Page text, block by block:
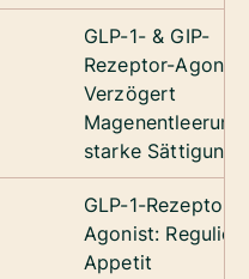
GLP-1- & GIP-
Rezeptor-
Verzögert
Magenentleerung,
starke Sättigung
GLP-1-Rezeptor-
Agonist: Reguliert
Appetit